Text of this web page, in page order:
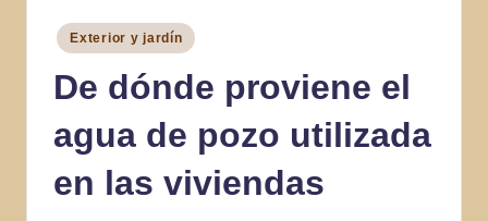
Publicado
en
Exterior y jardín
De dónde proviene el
agua de pozo utilizada
en las viviendas